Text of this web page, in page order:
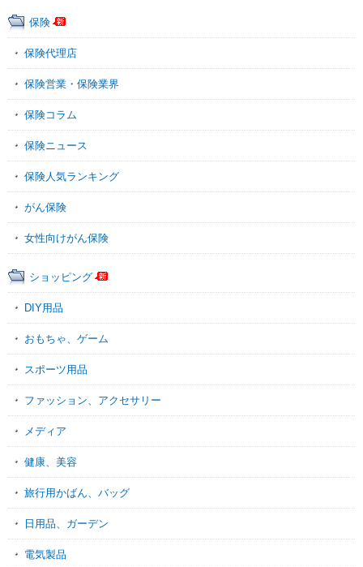
保険
保険代理店
保険営業・保険業界
保険コラム
保険ニュース
保険人気ランキング
がん保険
女性向けがん保険
ショッピング
DIY用品
おもちゃ、ゲーム
スポーツ用品
ファッション、アクセサリー
メディア
健康、美容
旅行用かばん、バッグ
日用品、ガーデン
電気製品